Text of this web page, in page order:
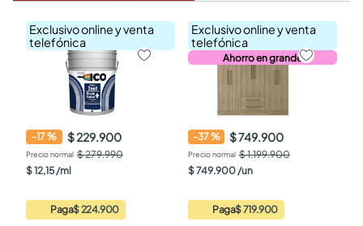
Exclusivo online y venta
telefónica
-17% $ 229.900
$ 279.990
$12,15/ml
Paga$ 224.900
Exclusivo online y venta
telefónica
Ahorro en grande
-37% $ 749.900
$ 1.199.900
$749.900/un
Paga$ 719.900